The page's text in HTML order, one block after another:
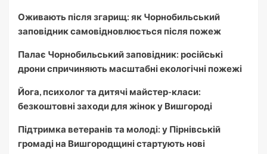
Оживають після згарищ: як Чорнобильський
заповідник самовідновлюється після пожеж
Палає Чорнобильський заповідник: російські
дрони спричиняють масштабні екологічні пожежі
Йога, психолог та дитячі майстер-класи:
безкоштовні заходи для жінок у Вишгороді
Підтримка ветеранів та молоді: у Пірнівській
громаді на Вишгородщині стартують нові